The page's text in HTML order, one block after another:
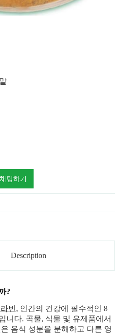
채팅하기
Description
?
빈, 인간의 건강에 필수적인 8
니다. 곡물, 식물 및 유제품에서
음식 성분을 분해하고 다른 영